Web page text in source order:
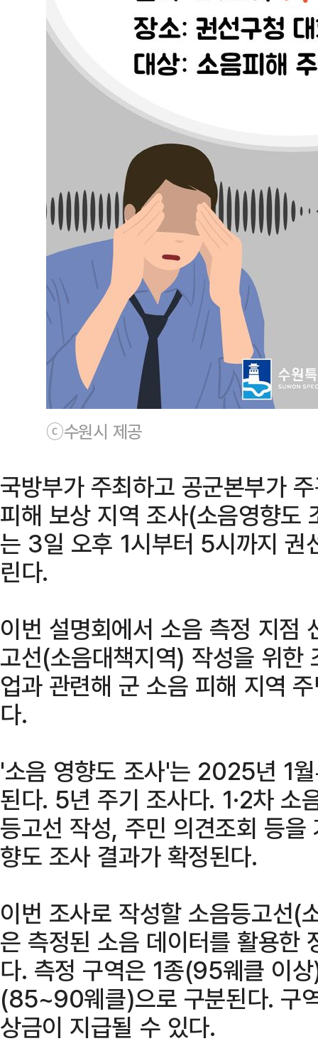
ⓒ수원시 제공
국방부가 주최하고 공군본부가
피해 보상 지역 조사(소음영향도
는 3일 오후 1시부터 5시까지 권
린다.
이번 설명회에서 소음 측정 지점
고선(소음대책지역) 작성을 위한
업과 관련해 군 소음 피해 지역
다.
'소음 영향도 조사'는 2025년 1
된다. 5년 주기 조사다. 1·2차 소
등고선 작성, 주민 의견조회 등
향도 조사 결과가 확정된다.
이번 조사로 작성할 소음등고선(
은 측정된 소음 데이터를 활용한
다. 측정 구역은 1종(95웨클 이
(85~90웨클)으로 구분된다. 구
상금이 지급될 수 있다.